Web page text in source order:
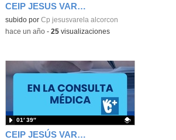
CEIP JESUS VARELA 5º CUÍDATE PLUS
Contenido educativo.
subido por Cp jesusvarela alcorcon
-hace un año- 25visualizaciones
CEIP JESÚS VARELA 6ºA CUÍDATE PLUS
01′ 39″